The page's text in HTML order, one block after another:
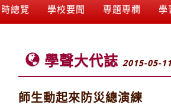
總覽 學校要聞 專題專欄 學
學聲大代誌 2015-05-
師生動起來防災總演練